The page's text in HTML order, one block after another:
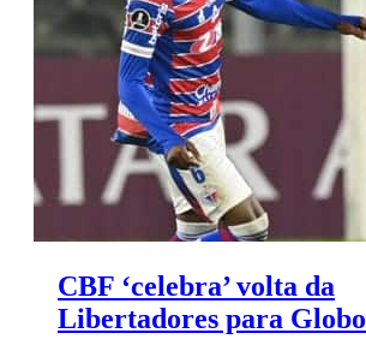
CBF ‘celebra’ volta da
Libertadores para Globo